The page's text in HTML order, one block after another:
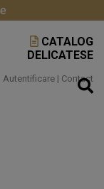
CATALOG
DELICATESE
Autentificare| Contact